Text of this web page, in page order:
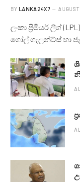
BY LANKA24X7
ලංකා ප්‍රිමියර් ලීග්
ගෝල් ගැලන්ට්ස් හා